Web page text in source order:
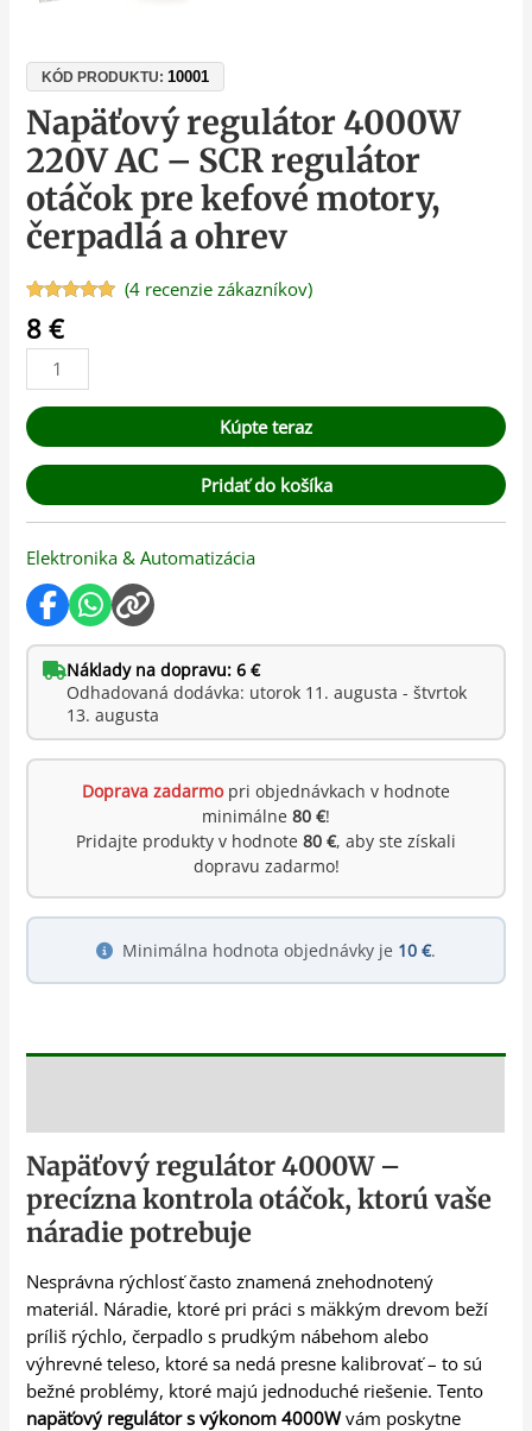
KÓD PRODUKTU:10001
Napäťový regulátor 4000W
220V AC – SCR regulátor
otáčok pre kefové motory,
čerpadlá a ohrev
Hodnotenie
5.00z 5 na
základe
4
zákazníckych
recenzií
(4 recenzie zákazníkov)
8€
Kúpte teraz
Pridať do košíka
Elektronika & Automatizácia
Náklady na dopravu: 6 €
Odhadovaná dodávka: utorok 11. augusta - štvrtok
13. augusta
Doprava zadarmopri objednávkach v hodnote
minimálne 80 €!
Pridajte produkty v hodnote 80 €, aby ste získali
dopravu zadarmo!
Minimálna hodnota objednávky je 10 €.
Napäťový regulátor 4000W –
precízna kontrola otáčok, ktorú vaše
náradie potrebuje
Nesprávna rýchlosť často znamená znehodnotený
materiál. Náradie, ktoré pri práci s mäkkým drevom beží
príliš rýchlo, čerpadlo s prudkým nábehom alebo
výhrevné teleso, ktoré sa nedá presne kalibrovať – to sú
bežné problémy, ktoré majú jednoduché riešenie. Tento
napäťový regulátor s výkonom 4000Wvám poskytne